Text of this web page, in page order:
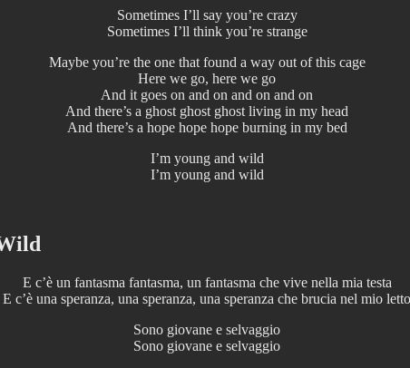
Sometimes I’ll say you’re crazy
Sometimes I’ll think you’re strange
Maybe you’re the one that found a way out of this cage
Here we go, here we go
And it goes on and on and on and on
And there’s a ghost ghost ghost living in my head
And there’s a hope hope hope burning in my bed
I’m young and wild
I’m young and wild
E c’è un fantasma fantasma, un fantasma che vive nella mia testa
E c’è una speranza, una speranza, una speranza che brucia nel mio letto
Sono giovane e selvaggio
Sono giovane e selvaggio